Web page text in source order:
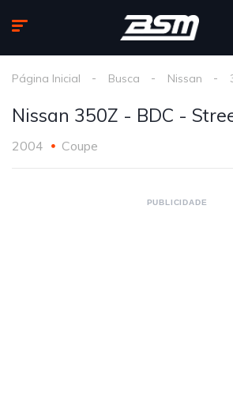
Página Inicial Busca Nissan
Nissan 350Z - BDC -
2004 Coupe
PUBLICIDADE